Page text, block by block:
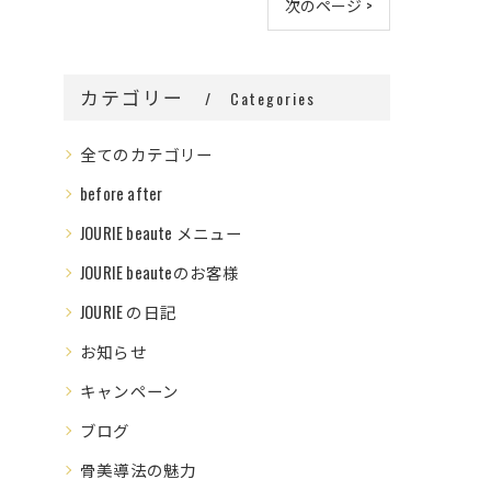
次のページ >
カテゴリー Categories
全てのカテゴリー
before after
JOURIE beaute メニュー
JOURIE beauteのお客様
JOURIE の日記
お知らせ
キャンペーン
ブログ
骨美導法の魅力